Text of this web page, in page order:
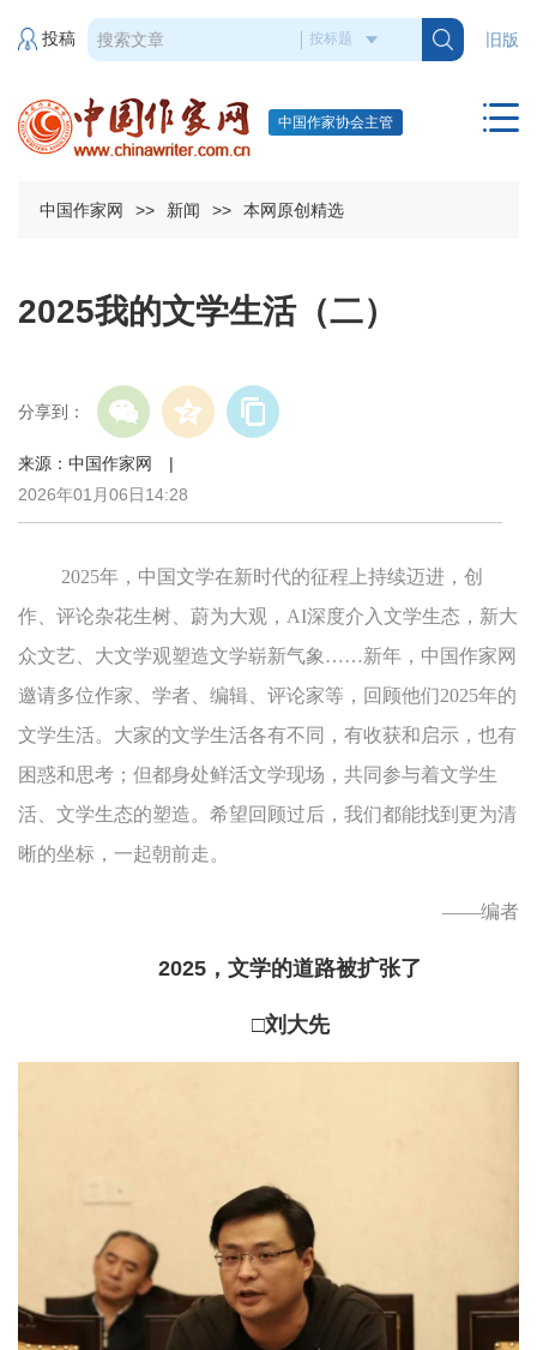
旧版
投稿
中国作家协会主管
中国作家网 >> 新闻 >> 本网原创精选
2025我的文学生活（二）
分享到：
来源：中国作家网 |
2026年01月06日14:28
2025年，中国文学在新时代的征程上持续迈进，创
作、评论杂花生树、蔚为大观，AI深度介入文学生态，新大
众文艺、大文学观塑造文学崭新气象……新年，中国作家网
邀请多位作家、学者、编辑、评论家等，回顾他们2025年的
文学生活。大家的文学生活各有不同，有收获和启示，也有
困惑和思考；但都身处鲜活文学现场，共同参与着文学生
活、文学生态的塑造。希望回顾过后，我们都能找到更为清
晰的坐标，一起朝前走。
——编者
2025，文学的道路被扩张了
□刘大先